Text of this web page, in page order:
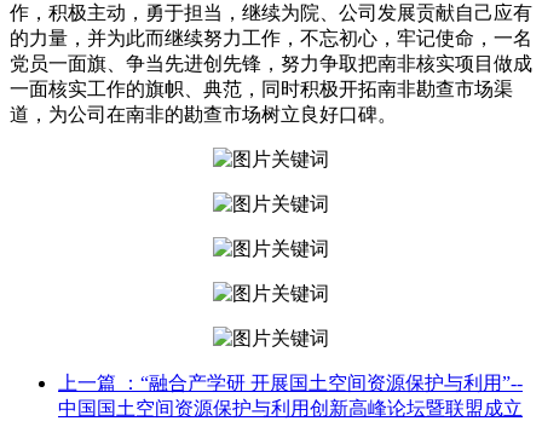
作，积极主动，勇于担当，继续为院、公司发展贡献自己应有
的力量，并为此而继续努力工作，不忘初心，牢记使命，一名
党员一面旗、争当先进创先锋，努力争取把南非核实项目做成
一面核实工作的旗帜、典范，同时积极开拓南非勘查市场渠
道，为公司在南非的勘查市场树立良好口碑。
上一篇
：“融合产学研 开展国土空间资源保护与利用”--
中国国土空间资源保护与利用创新高峰论坛暨联盟成立